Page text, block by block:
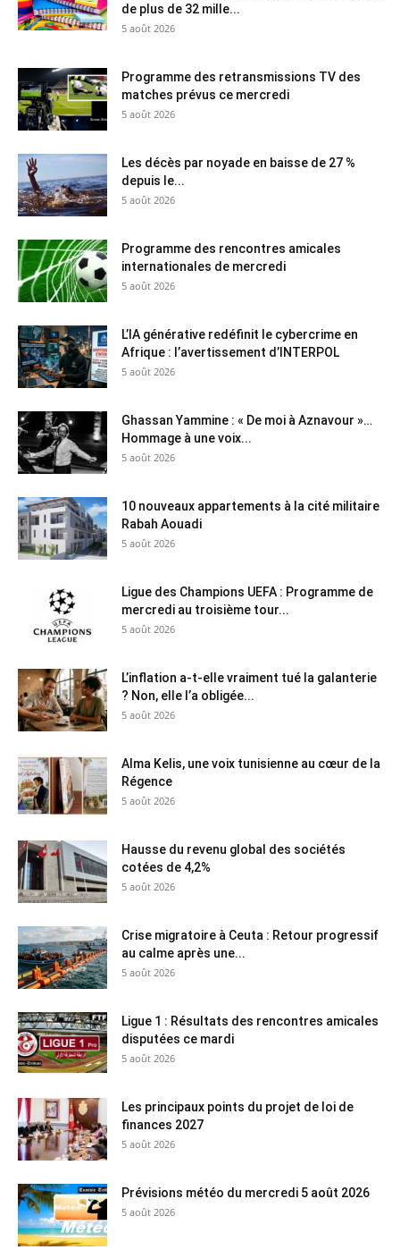
de plus de 32 mille...
5 août 2026
Programme des retransmissions TV des
matches prévus ce mercredi
5 août 2026
Les décès par noyade en baisse de 27 %
depuis le...
5 août 2026
Programme des rencontres amicales
internationales de mercredi
5 août 2026
L’IA générative redéfinit le cybercrime en
Afrique : l’avertissement d’INTERPOL
5 août 2026
Ghassan Yammine : « De moi à Aznavour »…
Hommage à une voix...
5 août 2026
10 nouveaux appartements à la cité militaire
Rabah Aouadi
5 août 2026
Ligue des Champions UEFA : Programme de
mercredi au troisième tour...
5 août 2026
L’inflation a-t-elle vraiment tué la galanterie
? Non, elle l’a obligée...
5 août 2026
Alma Kelis, une voix tunisienne au cœur de la
Régence
5 août 2026
Hausse du revenu global des sociétés
cotées de 4,2%
5 août 2026
Crise migratoire à Ceuta : Retour progressif
au calme après une...
5 août 2026
Ligue 1 : Résultats des rencontres amicales
disputées ce mardi
5 août 2026
Les principaux points du projet de loi de
finances 2027
5 août 2026
Prévisions météo du mercredi 5 août 2026
5 août 2026